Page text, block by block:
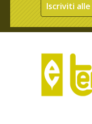
Iscriviti